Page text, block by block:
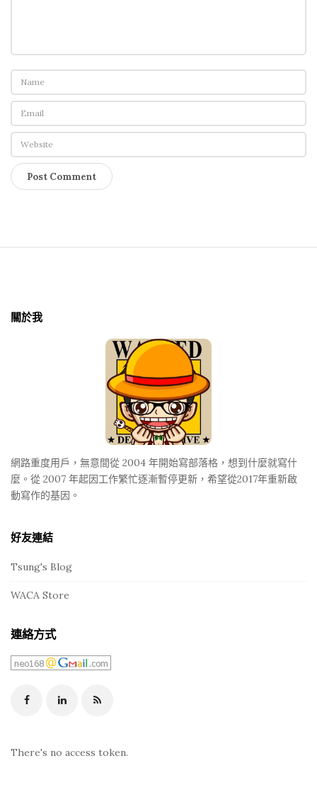
關於我
網路重度用戶，無意間從 2004 年開始寫部落格，想到什麼就寫什
麼。從 2007 年起因工作繁忙逐漸暫停更新，希望從2017年重新啟
動寫作的基因。
好友連結
Tsung's Blog
WACA Store
連絡方式
There's no access token.